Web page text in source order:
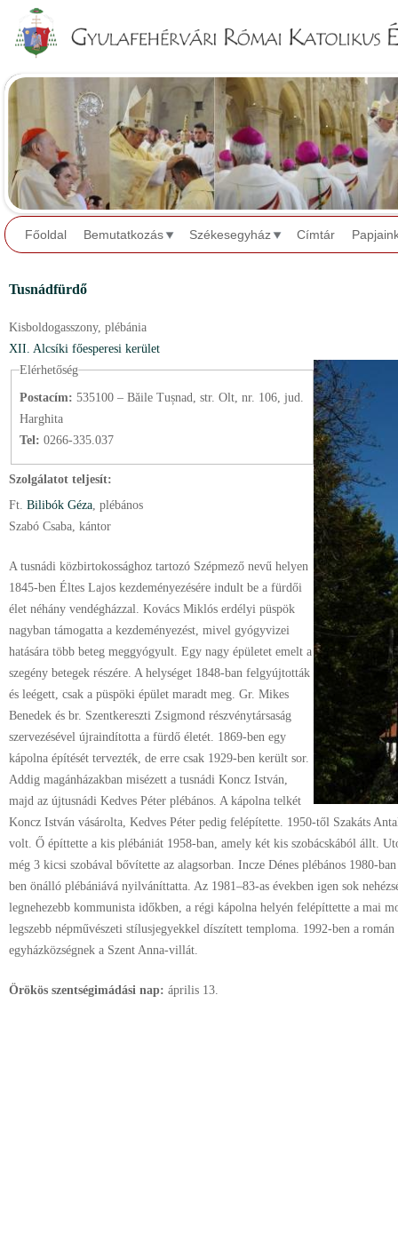
Főoldal Bemutatkozás Székesegyház Címtár
Tusnádfürdő
Kisboldogasszony, plébánia
XII. Alcsíki főesperesi kerület
Elérhetőség
Postacím: 535100 – Băile Tușnad, str. Olt, nr. 106, jud.
Harghita
Tel: 0266-335.037
Szolgálatot teljesít:
Ft. Bilibók Géza , plébános
Szabó Csaba, kántor
A tusnádi közbirtokossághoz tartozó Szépmező nevű helyen
1845-ben Éltes Lajos kezdeményezésére indult be a fürdői
élet néhány vendégházzal. Kovács Miklós erdélyi püspök
nagyban támogatta a kezdeményezést, mivel gyógyvizei
hatására több beteg meggyógyult. Egy nagy épületet emelt a
szegény betegek részére. A helységet 1848-ban felgyújtották
és leégett, csak a püspöki épület maradt meg. Gr. Mikes
Benedek és br. Szentkereszti Zsigmond részvénytársaság
szervezésével újraindította a fürdő életét. 1869-ben egy
kápolna építését tervezték, de erre csak 1929-ben került sor.
Addig magánházakban misézett a tusnádi Koncz István,
majd az újtusnádi Kedves Péter plébános. A kápolna telkét
Koncz István vásárolta, Kedves Péter pedig felépítette. 1950-től Szakáts
volt. Ő építtette a kis plébániát 1958-ban, amely két kis szobácskából állt.
még 3 kicsi szobával bővítette az alagsorban. Incze Dénes plébános 1980-
ben önálló plébániává nyilváníttatta. Az 1981–83-as években igen sok
legnehezebb kommunista időkben, a régi kápolna helyén felépíttette a mai
legszebb népművészeti stílusjegyekkel díszített temploma. 1992-ben a román
egyházközségnek a Szent Anna-villát.
Örökös szentségimádási nap: április 13.